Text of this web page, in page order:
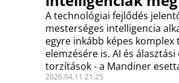
A technológiai fejlődés
mesterséges intelligencia
egyre inkább képes
elemzésére is. AI és
torzítások - a Mandiner
2026.04.11 21:25